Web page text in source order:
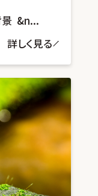
景 &n...
詳しく見る